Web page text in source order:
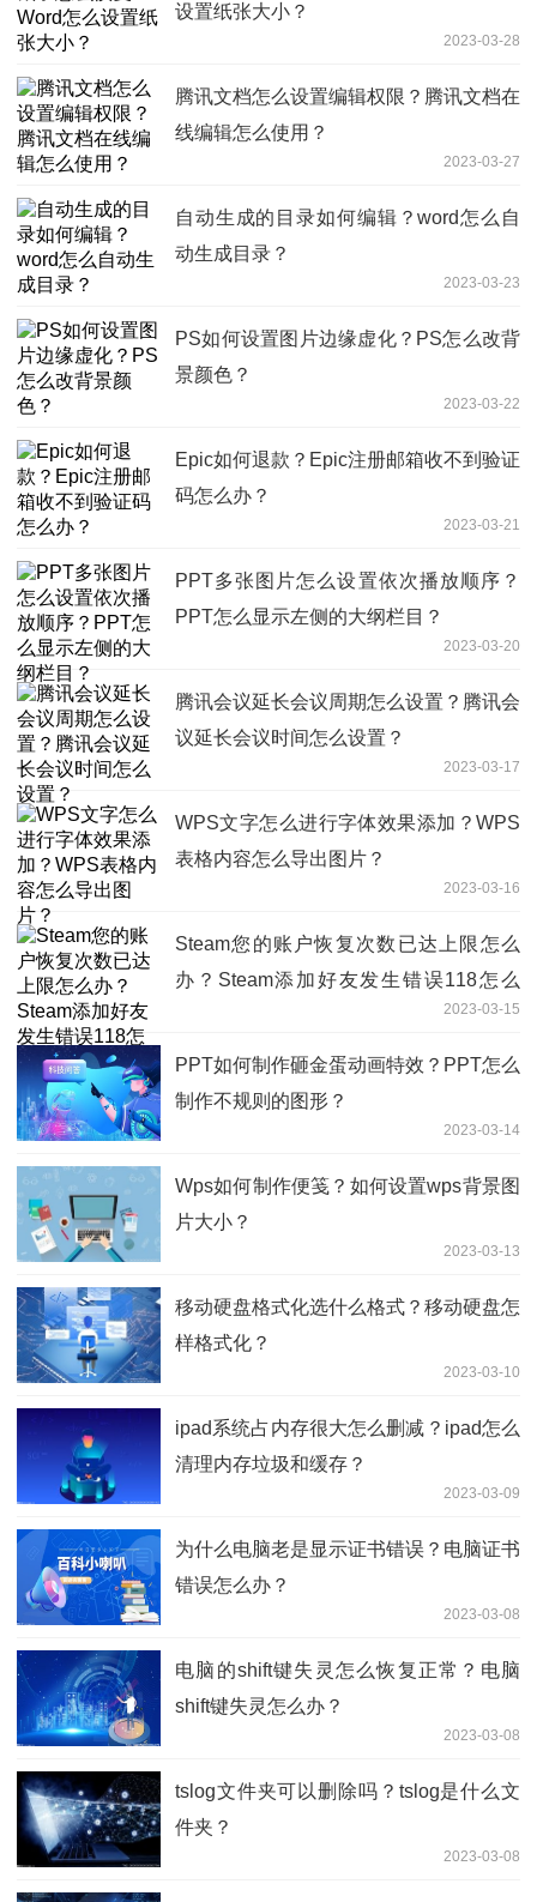
设置纸张大小？
2023-03-28
腾讯文档怎么设置编辑权限？腾讯文档在
线编辑怎么使用？
2023-03-27
自动生成的目录如何编辑？word怎么自
动生成目录？
2023-03-23
PS如何设置图片边缘虚化？PS怎么改背
景颜色？
2023-03-22
Epic如何退款？Epic注册邮箱收不到验证
码怎么办？
2023-03-21
PPT多张图片怎么设置依次播放顺序？
PPT怎么显示左侧的大纲栏目？
2023-03-20
腾讯会议延长会议周期怎么设置？腾讯会
议延长会议时间怎么设置？
2023-03-17
WPS文字怎么进行字体效果添加？WPS
表格内容怎么导出图片？
2023-03-16
Steam您的账户恢复次数已达上限怎么
办？Steam添加好友发生错误118怎么
2023-03-15
PPT如何制作砸金蛋动画特效？PPT怎么
制作不规则的图形？
2023-03-14
Wps如何制作便笺？如何设置wps背景图
片大小？
2023-03-13
移动硬盘格式化选什么格式？移动硬盘怎
样格式化？
2023-03-10
ipad系统占内存很大怎么删减？ipad怎么
清理内存垃圾和缓存？
2023-03-09
为什么电脑老是显示证书错误？电脑证书
错误怎么办？
2023-03-08
电脑的shift键失灵怎么恢复正常？电脑
shift键失灵怎么办？
2023-03-08
tslog文件夹可以删除吗？tslog是什么文
件夹？
2023-03-08